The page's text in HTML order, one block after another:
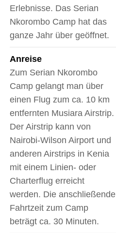
Erlebnisse. Das Serian
Nkorombo Camp hat das
ganze Jahr über geöffnet.
Anreise
Zum Serian Nkorombo
Camp gelangt man über
einen Flug zum ca. 10 km
entfernten Musiara Airstrip.
Der Airstrip kann von
Nairobi-Wilson Airport und
anderen Airstrips in Kenia
mit einem Linien- oder
Charterflug erreicht
werden. Die anschließende
Fahrtzeit zum Camp
beträgt ca. 30 Minuten.